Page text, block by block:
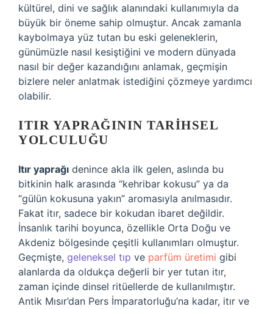
kültürel, dini ve sağlık alanındaki kullanımıyla da
büyük bir öneme sahip olmuştur. Ancak zamanla
kaybolmaya yüz tutan bu eski geleneklerin,
günümüzle nasıl kesiştiğini ve modern dünyada
nasıl bir değer kazandığını anlamak, geçmişin
bizlere neler anlatmak istediğini çözmeye yardımcı
olabilir.
ITIR YAPRAĞININ TARIHSEL
YOLCULUĞU
Itır yaprağı denince akla ilk gelen, aslında bu
bitkinin halk arasında “kehribar kokusu” ya da
“gülün kokusuna yakın” aromasıyla anılmasıdır.
Fakat itır, sadece bir kokudan ibaret değildir.
İnsanlık tarihi boyunca, özellikle Orta Doğu ve
Akdeniz bölgesinde çeşitli kullanımları olmuştur.
Geçmişte, geleneksel tıp ve parfüm üretimi gibi
alanlarda da oldukça değerli bir yer tutan itır,
zaman içinde dinsel ritüellerde de kullanılmıştır.
Antik Mısır’dan Pers İmparatorluğu’na kadar, itır ve